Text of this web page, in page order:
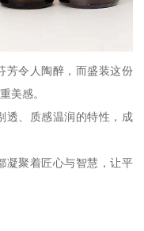
芳令人陶醉，而盛装这份
美感。
透、质感温润的特性，成
凝聚着匠心与智慧，让平